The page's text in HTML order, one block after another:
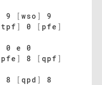
9 [ wso ]
9
tpf ] 0 [ pfe ]
0 e 0
pfe ] 8 [ qpf ]
8 [ qpd ]
8